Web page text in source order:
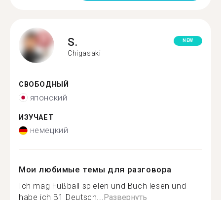
S.
Chigasaki
NEW
СВОБОДНЫЙ
японский
ИЗУЧАЕТ
немецкий
Мои любимые темы для разговора
Ich mag Fußball spielen und Buch lesen und
habe ich B1 Deutsch...Развернуть